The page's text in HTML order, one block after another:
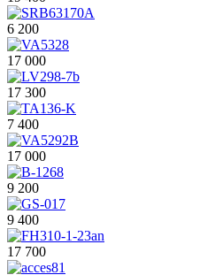
6 200
17 000
17 300
7 400
17 000
9 200
9 400
17 700